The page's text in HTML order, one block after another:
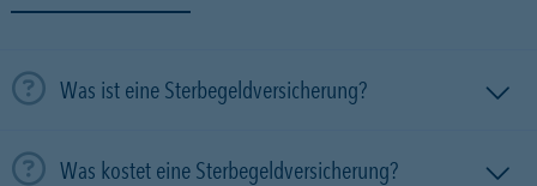
Was ist eine Sterbegeldversicherung?
Was kostet eine Sterbegeldversicherung?